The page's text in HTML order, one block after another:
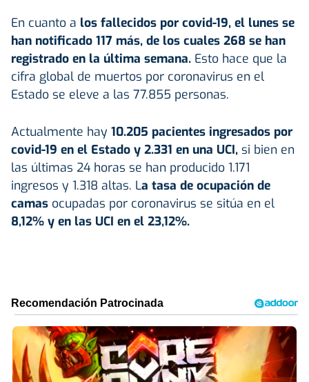
En cuanto a los fallecidos por covid-19, el lunes se
han notificado 117 más, de los cuales 268 se han
registrado en la última semana. Esto hace que la
cifra global de muertos por coronavirus en el
Estado se eleve a las 77.855 personas.
Actualmente hay 10.205 pacientes ingresados por
covid-19 en el Estado y 2.331 en una UCI, si bien en
las últimas 24 horas se han producido 1.171
ingresos y 1.318 altas. La tasa de ocupación de
camas ocupadas por coronavirus se sitúa en el
8,12% y en las UCI en el 23,12%.